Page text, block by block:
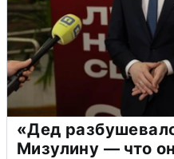
«Дед
Мизулину — что